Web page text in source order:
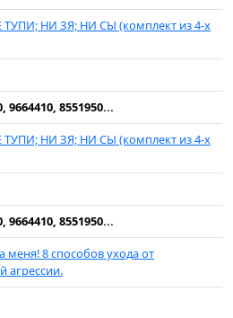
НИ ЗЯ; НИ СЫ (комплект из 4-х
9664410, 8551950...
НИ ЗЯ; НИ СЫ (комплект из 4-х
9664410, 8551950...
меня! 8 способов ухода от
агрессии.